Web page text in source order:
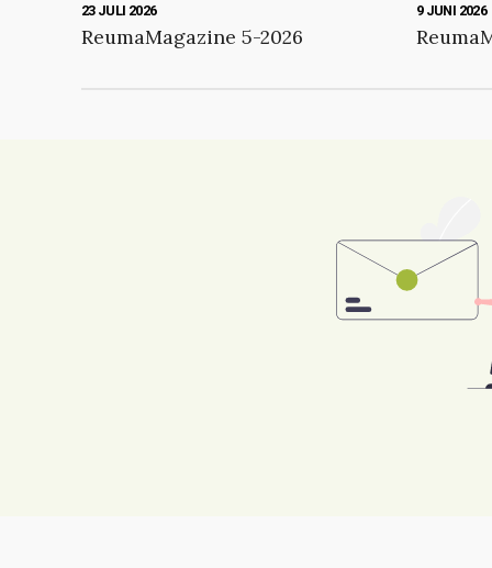
23 JULI 2026
ReumaMagazine 5-2026
9 JUNI 2026